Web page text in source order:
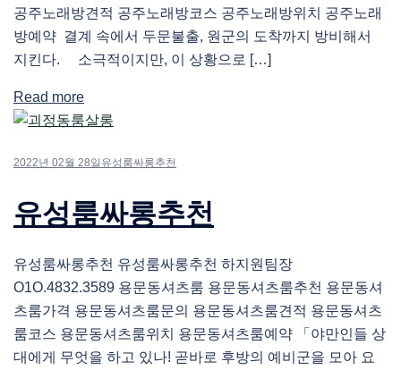
공주노래방견적 공주노래방코스 공주노래방위치 공주노래
방예약 결계 속에서 두문불출, 원군의 도착까지 방비해서
지킨다. 소극적이지만, 이 상황으로 […]
Read more
2022년 02월 28일 유성룸싸롱추천
유성룸싸롱추천
유성룸싸롱추천 유성룸싸롱추천 하지원팀장
O1O.4832.3589 용문동셔츠룸 용문동셔츠룸추천 용문동셔
츠룸가격 용문동셔츠룸문의 용문동셔츠룸견적 용문동셔츠
룸코스 용문동셔츠룸위치 용문동셔츠룸예약 「야만인들 상
대에게 무엇을 하고 있나! 곧바로 후방의 예비군을 모아 요